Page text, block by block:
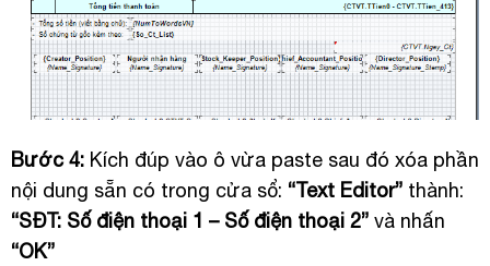
Bước 4: Kích đúp vào ô vừa paste sau đó xóa phần
nội dung sẵn có trong cửa sổ: “Text Editor”thành:
“SĐT: Số điện thoại 1 – Số điện thoại 2”và nhấn
“OK”